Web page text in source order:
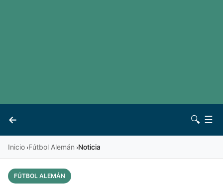
←
Vives 🔍 ☰
Inicio ›Fútbol Alemán ›Noticia
FÚTBOL ALEMÁN